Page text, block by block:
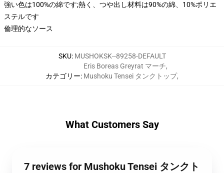
強い色は100%の綿です;熱く、つや出し材料は90%の綿、10%ポリエ
ステルです
倫理的なソース
SKU: MUSHOKSK--89258-DEFAULT
カテゴリー:
Eris Boreas Greyrat マーチ,
Mushoku Tensei タンクトップ,
What Customers Say
7 reviews for Mushoku Tensei タンクト